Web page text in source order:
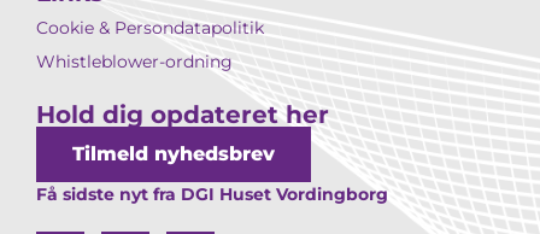
Cookie & Persondatapolitik
Whistleblower-ordning
Hold dig opdateret her
Tilmeld nyhedsbrev
Få sidste nyt fra DGI Huset Vordingborg